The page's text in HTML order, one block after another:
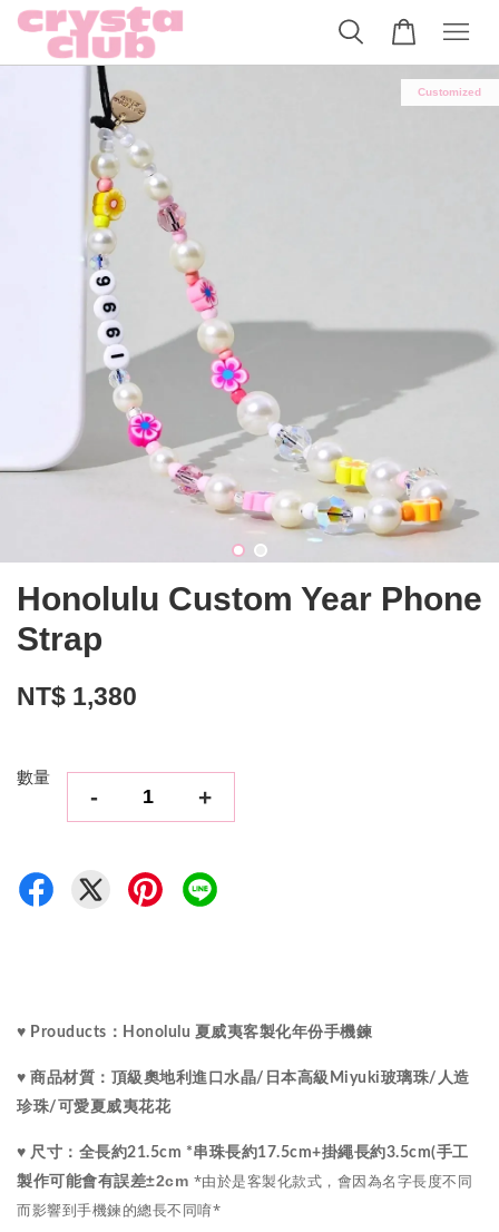
Customized
Honolulu Custom Year Phone
Strap
NT$ 1,380
數量
- +
♥ Prouducts：Honolulu 夏威夷客製化年份手機鍊
♥ 商品材質： 頂級奧地利進口 水晶/ 日本高級Miyuki玻璃珠/ 人造
珍珠/可愛夏威夷花花
♥ 尺寸： 全長約21.5cm *串珠長約17.5cm+掛繩長約3.5cm(手工
製作可能會有誤差±2cm *由於是客製化款式，會因為名字長度不同
而影響到手機鍊的總長不同唷*